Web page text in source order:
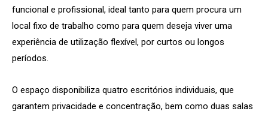
funcional e profissional, ideal tanto para quem procura um
local fixo de trabalho como para quem deseja viver uma
experiência de utilização flexível, por curtos ou longos
períodos.
O espaço disponibiliza quatro escritórios individuais, que
garantem privacidade e concentração, bem como duas salas